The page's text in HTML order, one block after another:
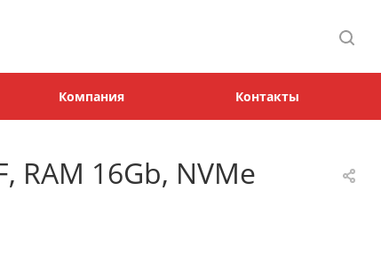
Компания Контакты
RAM 16Gb, NVMe